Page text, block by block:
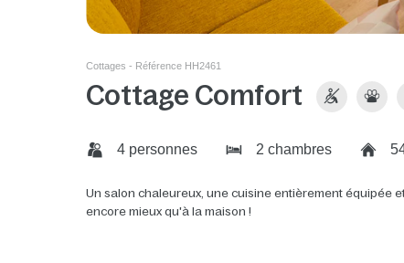
Cottages - Référence HH2461
Cottage Comfort
4 personnes 2 chambres
Un salon chaleureux, une cuisine entièrement équipée
encore mieux qu'à la maison !